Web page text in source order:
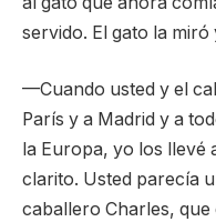
servido. El gato la
—Cuando usted y el
París y a Madrid y a
la Europa, yo los llevé
clarito. Usted parecía
caballero Charles, que